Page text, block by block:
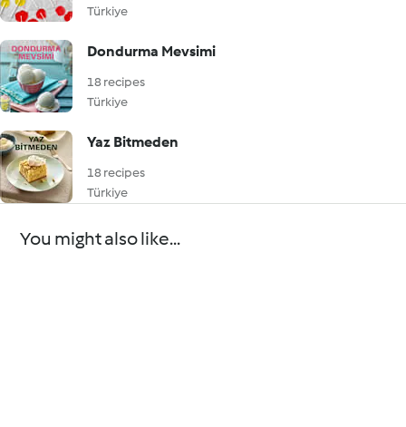
Türkiye
Dondurma Mevsimi
18 recipes
Türkiye
Yaz Bitmeden
18 recipes
Türkiye
You might also like...